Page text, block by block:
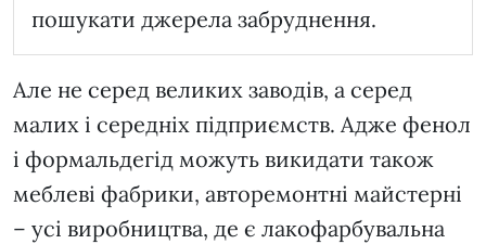
пошукати джерела забруднення.
Але не серед великих заводів, а серед
малих і середніх підприємств. Адже фенол
і формальдегід можуть викидати також
меблеві фабрики, авторемонтні майстерні
– усі виробництва, де є лакофарбувальна